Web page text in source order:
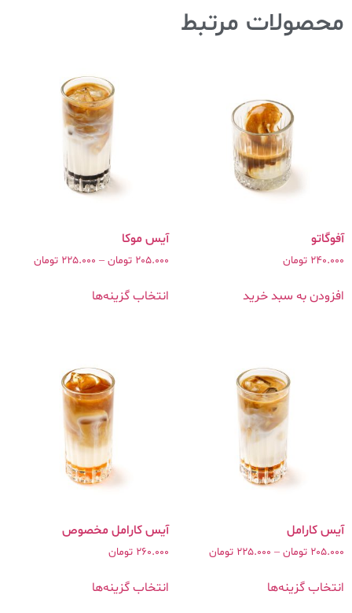
محصولات مرتبط
240.000 تومان
افزودن به سبد خرید
‎آیس موکا
205.000 تومان –
225.000 تومان
انتخاب گزینه‌ها
205.000 تومان –
225.000 تومان
انتخاب گزینه‌ها
آیس کارامل مخصوص
260.000 تومان
انتخاب گزینه‌ها